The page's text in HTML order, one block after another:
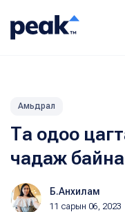
Амьдрал
Та одоо
чадаж байна
Б.Анхилам
11 сарын 06, 2023